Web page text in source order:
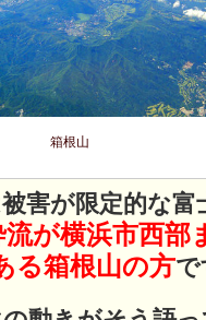
箱根山
害が限定的な富
流が横浜市西部
る箱根山の方で